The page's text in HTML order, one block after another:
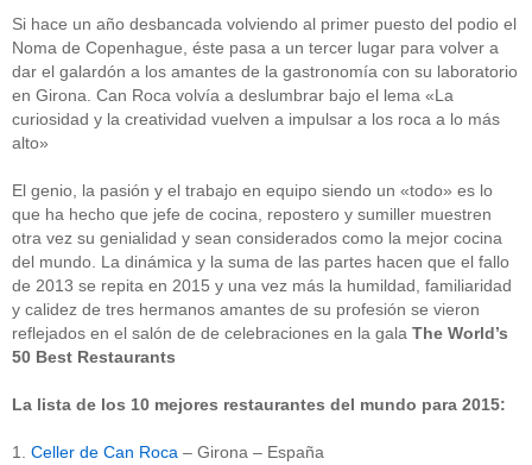
Si hace un año desbancada volviendo al primer puesto del podio el
Noma de Copenhague, éste pasa a un tercer lugar para volver a
dar el galardón a los amantes de la gastronomía con su laboratorio
en Girona. Can Roca volvía a deslumbrar bajo el lema «La
curiosidad y la creatividad vuelven a impulsar a los roca a lo más
alto»
El genio, la pasión y el trabajo en equipo siendo un «todo» es lo
que ha hecho que jefe de cocina, repostero y sumiller muestren
otra vez su genialidad y sean considerados como la mejor cocina
del mundo. La dinámica y la suma de las partes hacen que el fallo
de 2013 se repita en 2015 y una vez más la humildad, familiaridad
y calidez de tres hermanos amantes de su profesión se vieron
reflejados en el salón de de celebraciones en la gala The World’s
50 Best Restaurants
La lista de los 10 mejores restaurantes del mundo para 2015:
1. Celler de Can Roca – Girona – España